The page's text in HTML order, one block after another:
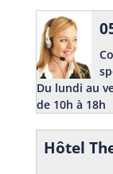
Du lundi au
de 10h à 18h
Hôtel